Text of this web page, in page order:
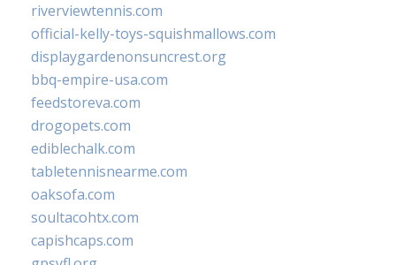
riverviewtennis.com
official-kelly-toys-squishmallows.com
displaygardenonsuncrest.org
bbq-empire-usa.com
feedstoreva.com
drogopets.com
ediblechalk.com
tabletennisnearme.com
oaksofa.com
soultacohtx.com
capishcaps.com